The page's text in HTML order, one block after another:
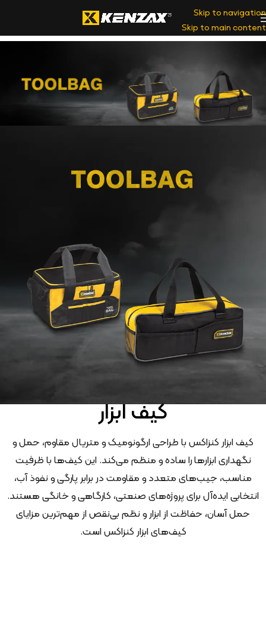
Skip to navigation
Skip to main content
کیف ابزار
کیف ابزار کنزاکس با طراحی ارگونومیک و متریال مقاوم، حمل و
نگهداری ابزارها را ساده و منظم می‌کند. این کیف‌ها با ظرفیت
مناسب، جیب‌های متعدد و مقاومت در برابر پارگی و نفوذ آب،
انتخابی ایده‌آل برای پروژه‌های صنعتی، کارگاهی و خانگی هستند.
حمل آسان، حفاظت از ابزار و نظم بی‌نقص از مهم‌ترین مزایای
کیف‌های ابزار کنزاکس است.